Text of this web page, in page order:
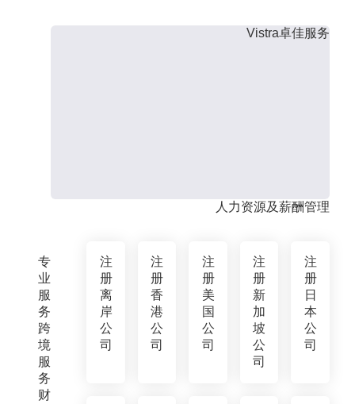
专
业
服
务
跨
境
服
务
财
Vistra卓佳服务
人力资源及薪酬管理
注
册
离
岸
公
司
注
册
香
港
公
司
注
册
美
国
公
司
注
册
新
加
坡
公
司
注
册
日
本
公
司